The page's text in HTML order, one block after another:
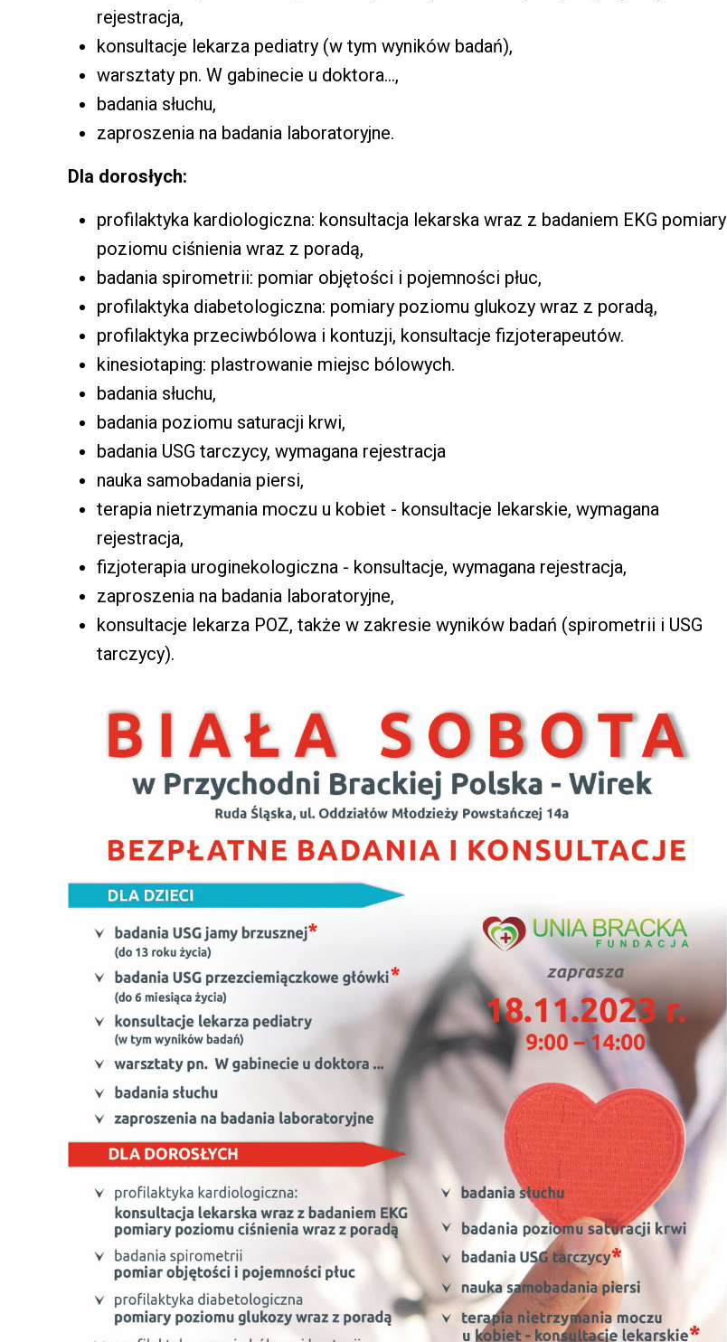
rejestracja,
konsultacje lekarza pediatry (w tym wyników badań),
warsztaty pn. W gabinecie u doktora...,
badania słuchu,
zaproszenia na badania laboratoryjne.
Dla dorosłych:
profilaktyka kardiologiczna: konsultacja lekarska wraz z badaniem EKG pomiary
poziomu ciśnienia wraz z poradą,
badania spirometrii: pomiar objętości i pojemności płuc,
profilaktyka diabetologiczna: pomiary poziomu glukozy wraz z poradą,
profilaktyka przeciwbólowa i kontuzji, konsultacje fizjoterapeutów.
kinesiotaping: plastrowanie miejsc bólowych.
badania słuchu,
badania poziomu saturacji krwi,
badania USG tarczycy, wymagana rejestracja
nauka samobadania piersi,
terapia nietrzymania moczu u kobiet - konsultacje lekarskie, wymagana
rejestracja,
fizjoterapia uroginekologiczna - konsultacje, wymagana rejestracja,
zaproszenia na badania laboratoryjne,
konsultacje lekarza POZ, także w zakresie wyników badań (spirometrii i USG
tarczycy).